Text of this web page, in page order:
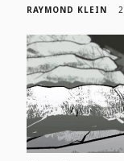
RAYMOND KLEIN